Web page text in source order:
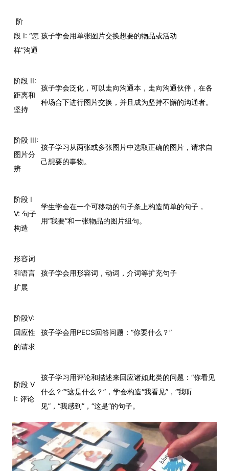
阶
段 I: “怎
样”沟通
孩子学会用单张图片交换想要的物品或活动
阶段 II:
距离和
坚持
孩子学会泛化，可以走向沟通本，走向沟通伙伴，在各
种场合下进行图片交换，并且成为坚持不懈的沟通者。
阶段 III:
图片分
辨
孩子学习从两张或多张图片中选取正确的图片，请求自
己想要的事物。
阶段 I
V: 句子
构造
学生学会在一个可移动的句子条上构造简单的句子，
用“我要”和一张物品的图片组句。
形容词
和语言
扩展
孩子学会用形容词，动词，介词等扩充句子
阶段V:
回应性
的请求
孩子学会用PECS回答问题：“你要什么？”
阶段 V
I: 评论
孩子学习用评论和描述来回应诸如此类的问题：“你看见
什么？”“这是什么？”，学会构造“我看见”，“我听
见”，“我感到”，“这是”的句子。